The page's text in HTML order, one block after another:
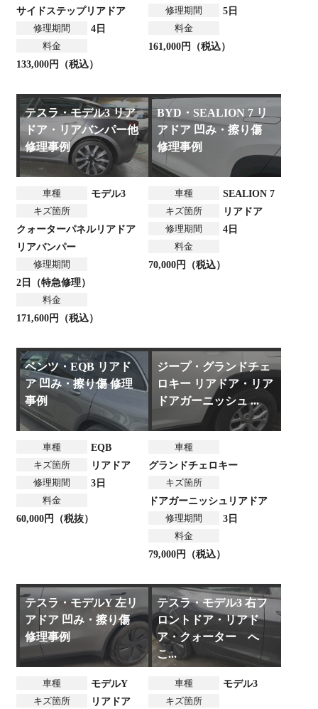
サイドステップリアドア
修理期間
4日
料金
133,000円（税込）
修理期間
5日
料金
161,000円（税込）
テスラ・モデル3 リア
ドア・リアバンパー他
修理事例
車種
モデル3
キズ箇所
クォーターパネルリアドア
リアバンパー
修理期間
2日（特急修理）
料金
171,600円（税込）
BYD・SEALION 7 リ
アドア 凹み・擦り傷
修理事例
車種
SEALION 7
キズ箇所
リアドア
修理期間
4日
料金
70,000円（税込）
ベンツ・EQB リアド
ア 凹み・擦り傷 修理
事例
車種
EQB
キズ箇所
リアドア
修理期間
3日
料金
60,000円（税抜）
ジープ・グランドチェ
ロキー リアドア・リア
ドアガーニッシュ ...
車種
グランドチェロキー
キズ箇所
ドアガーニッシュ リアドア
修理期間
3日
料金
79,000円（税込）
テスラ・モデルY 左リ
アドア 凹み・擦り傷
修理事例
車種
モデルY
キズ箇所
リアドア
テスラ・モデル3 右フ
ロントドア・リアド
ア・クォーター へ
こ...
車種
モデル3
キズ箇所